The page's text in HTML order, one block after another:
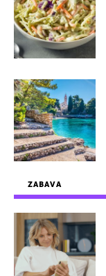
ZABAVA